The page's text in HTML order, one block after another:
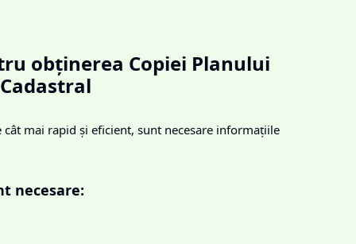
obținerea Copiei Planului
Cadastral
cât mai rapid și eficient, sunt necesare informațiile
necesare: